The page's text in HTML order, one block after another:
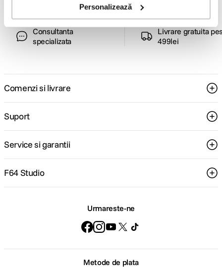
Personalizează
Consultanta
specializata
Livrare gratuita
499lei
Comenzi si livrare
Suport
Service si garantii
F64 Studio
Urmareste-ne
Metode de plata